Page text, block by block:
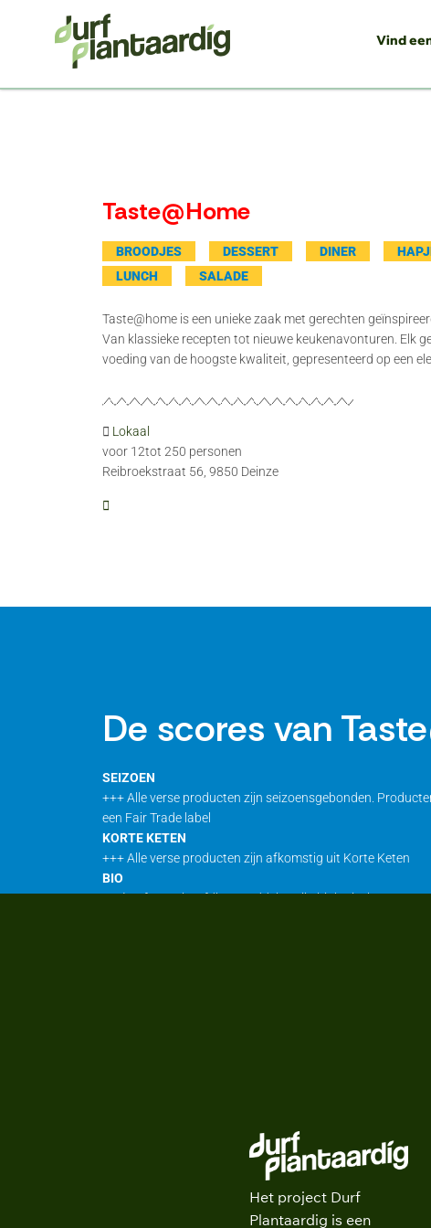
Vind
Taste@Home
BROODJES DESSERT DINER
LUNCH
SALADE
Taste@home is een unieke zaak met gerechten
Van klassieke recepten tot nieuwe keukenavonturen. Elk
voeding van de hoogste kwaliteit, gepresenteerd op een
Lokaal
voor 12tot 250 personen
Reibroekstraat 56, 9850 Deinze
De scores van
SEIZOEN
+++ Alle verse producten zijn seizoensgebonden.
een Fair Trade label
KORTE KETEN
+++ Alle verse producten zijn afkomstig uit Korte Keten
BIO
+ Eén of meer hoofdbestanddelen zijn biologisch
Het project Durf
Plantaardig is een